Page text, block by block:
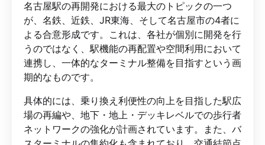
名古屋駅の再開発における最大のトピックの一つ
が、名鉄、近鉄、JR東海、そして名古屋市の4者に
よる合意形成です。これは、各社が個別に開発を行
うのではなく、駅機能の再配置や空間利用において
連携し、一体的なターミナル整備を目指すという画
期的なものです。
具体的には、乗り換え利便性の向上を目指した駅広
場の再編や、地下・地上・デッキレベルでの歩行者
ネットワークの強化が計画されています。また、バ